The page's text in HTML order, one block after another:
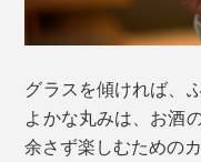
グラスを傾ければ、
よかな丸みは、お酒
余さず楽しむためのカ